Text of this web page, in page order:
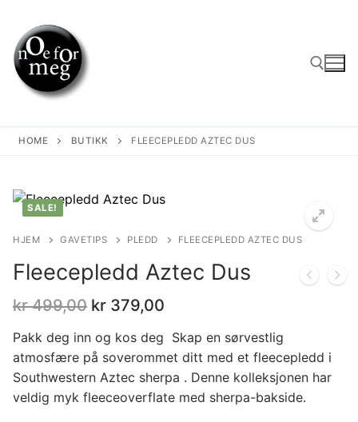
content
HOME BUTIKK FLEECEPLEDD AZTEC DUS
SALE!
HJEM GAVETIPS PLEDD FLEECEPLEDD AZTEC DUS
Fleecepledd Aztec Dus
kr499,00 Opprinnelig
var:
kr 499,00.
kr 379,00
er:
kr 379,00.
Pakk deg inn og kos deg Skap en sørvestlig
atmosfære på soverommet ditt med et fleecepledd i
Southwestern Aztec sherpa . Denne kolleksjonen har
veldig myk fleeceoverflate med sherpa-bakside.